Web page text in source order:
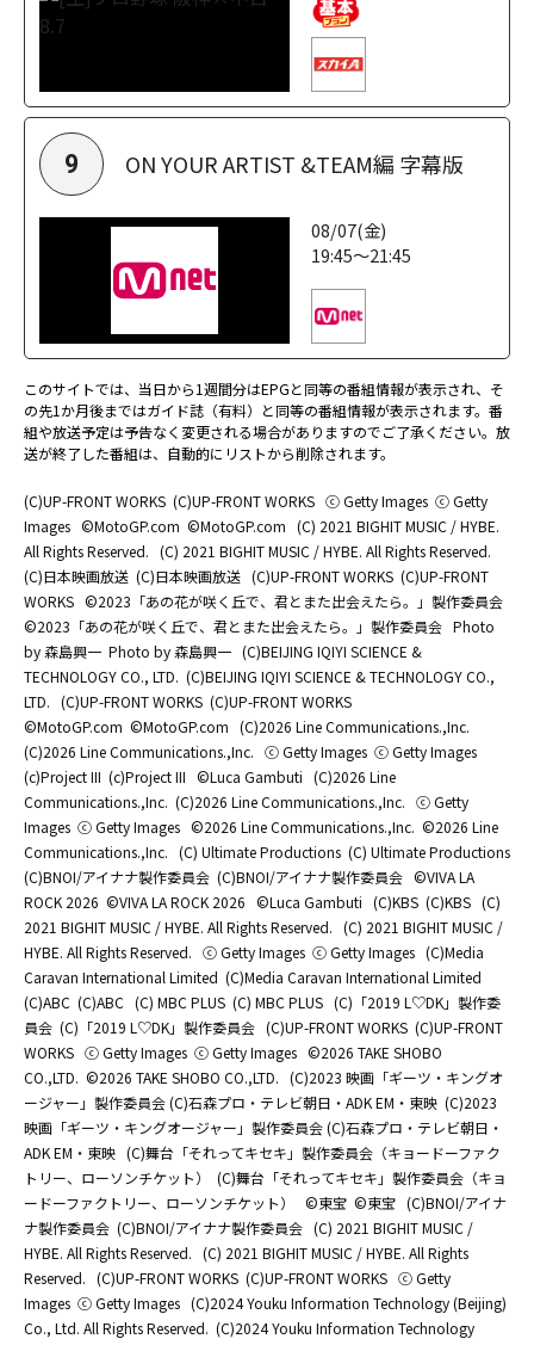
9 ON YOUR ARTIST &TEAM編 字幕版
08/07(金)
19:45～21:45
このサイトでは、当日から1週間分はEPGと同等の番組情報が表示され、そ
の先1か月後まではガイド誌（有料）と同等の番組情報が表示されます。番
組や放送予定は予告なく変更される場合がありますのでご了承ください。放
送が終了した番組は、自動的にリストから削除されます。
(C)UP-FRONT WORKS (C)UP-FRONT WORKS ⓒ Getty Images ⓒ Getty
Images ©MotoGP.com ©MotoGP.com (C) 2021 BIGHIT MUSIC / HYBE.
All Rights Reserved. (C) 2021 BIGHIT MUSIC / HYBE. All Rights Reserved.
(C)日本映画放送 (C)日本映画放送 (C)UP-FRONT WORKS (C)UP-FRONT
WORKS ©2023「あの花が咲く丘で、君とまた出会えたら。」製作委員会
©2023「あの花が咲く丘で、君とまた出会えたら。」製作委員会 Photo
by 森島興一 Photo by 森島興一 (C)BEIJING IQIYI SCIENCE &
TECHNOLOGY CO., LTD. (C)BEIJING IQIYI SCIENCE & TECHNOLOGY CO.,
LTD. (C)UP-FRONT WORKS (C)UP-FRONT WORKS
©MotoGP.com ©MotoGP.com (C)2026 Line Communications.,Inc.
(C)2026 Line Communications.,Inc. ⓒ Getty Images ⓒ Getty Images
(c)Project III (c)Project III ©Luca Gambuti (C)2026 Line
Communications.,Inc. (C)2026 Line Communications.,Inc. ⓒ Getty
Images ⓒ Getty Images ©2026 Line Communications.,Inc. ©2026 Line
Communications.,Inc. (C) Ultimate Productions (C) Ultimate Productions
(C)BNOI/アイナナ製作委員会 (C)BNOI/アイナナ製作委員会 ©️VIVA LA
ROCK 2026 ©️VIVA LA ROCK 2026 ©Luca Gambuti (C)KBS (C)KBS (C)
2021 BIGHIT MUSIC / HYBE. All Rights Reserved. (C) 2021 BIGHIT MUSIC /
HYBE. All Rights Reserved. ⓒ Getty Images ⓒ Getty Images (C)Media
Caravan International Limited (C)Media Caravan International Limited
(C)ABC (C)ABC (C) MBC PLUS (C) MBC PLUS (C)「2019 L♡DK」製作委
員会 (C)「2019 L♡DK」製作委員会 (C)UP-FRONT WORKS (C)UP-FRONT
WORKS ⓒ Getty Images ⓒ Getty Images ©2026 TAKE SHOBO
CO.,LTD. ©2026 TAKE SHOBO CO.,LTD. (C)2023 映画「ギーツ・キングオ
ージャー」製作委員会 (C)石森プロ・テレビ朝日・ADK EM・東映 (C)2023
映画「ギーツ・キングオージャー」製作委員会 (C)石森プロ・テレビ朝日・
ADK EM・東映 (C)舞台「それってキセキ」製作委員会（キョードーファク
トリー、ローソンチケット）
(C)舞台「それってキセキ」製作委員会（キョ
ードーファクトリー、ローソンチケット）
©東宝 ©東宝 (C)BNOI/アイナ
ナ製作委員会 (C)BNOI/アイナナ製作委員会 (C) 2021 BIGHIT MUSIC /
HYBE. All Rights Reserved. (C) 2021 BIGHIT MUSIC / HYBE. All Rights
Reserved. (C)UP-FRONT WORKS (C)UP-FRONT WORKS ⓒ Getty
Images ⓒ Getty Images (C)2024 Youku Information Technology (Beijing)
Co., Ltd. All Rights Reserved. (C)2024 Youku Information Technology